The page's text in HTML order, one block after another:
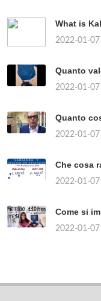
What is
2022-01-07
Quanto
2022-01-07
Quanto
2022-01-07
Che cosa
2022-01-07
Come si
2022-01-07